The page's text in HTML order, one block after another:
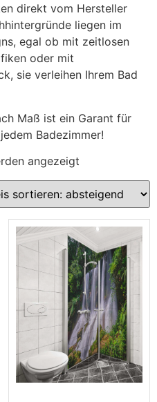
direkt vom Hersteller
liegen im
egal ob mit zeitlosen
oder mit
sie verleihen Ihrem Bad
Maß ist ein Garant für
Badezimmer!
angezeigt